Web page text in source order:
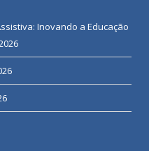
Inovando a Educação